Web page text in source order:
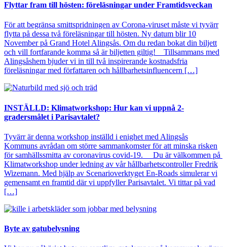
Flyttar fram till hösten: föreläsningar under Framtidsveckan
För att begränsa smittspridningen av Corona-viruset måste vi tyvärr
flytta på dessa två föreläsningar till hösten. Ny datum blir 10
November på Grand Hotel Alingsås. Om du redan bokat din biljett
och vill fortfarande komma så är biljetten giltig! Tillsammans med
Alingsåshem bjuder vi in till två inspirerande kostnadsfria
föreläsningar med författaren och hållbarhetsinfluencern […]
INSTÄLLD: Klimatworkshop: Hur kan vi uppnå 2-
gradersmålet i Parisavtalet?
Tyvärr är denna workshop inställd i enighet med Alingsås
Kommuns avrådan om större sammankomster för att minska risken
för samhällssmitta av coronavirus covid-19. Du är välkommen på
Klimatworkshop under ledning av vår hållbarhetscontroller Fredrik
Wizemann. Med hjälp av Scenarioverktyget En-Roads simulerar vi
gemensamt en framtid där vi uppfyller Parisavtalet. Vi tittar på vad
[…]
Byte av gatubelysning